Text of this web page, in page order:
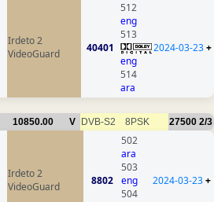
Irdeto 2
VideoGuard
40401
512
eng
513
eng
514
ara
2024-03-23+
10850.00 V DVB-S2 8PSK 27500 2/3
Irdeto 2
VideoGuard
8802
502
ara
503
eng
504
2024-03-23+